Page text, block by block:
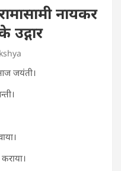
नायकर
जयंती।